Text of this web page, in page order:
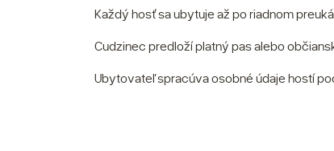
Každý hosť sa ubytuje až po riadnom
Cudzinec predloží platný pas alebo
Ubytovateľ spracúva osobné údaje hostí